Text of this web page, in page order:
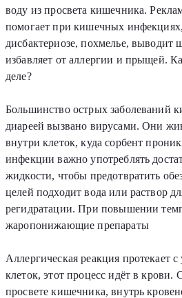
воду из просвета кишечника.
помогает при кишечных
дисбактериозе, похмелье, выводит
избавляет от аллергии и прыщей.
деле?
Большинство острых заболеваний
диареей вызвано вирусами. Они
внутри клеток, куда сорбент
инфекции важно употреблять
жидкости, чтобы предотвратить
целей подходит вода или раствор
регидратации. При повышении
жаропонижающие препараты
Аллергическая реакция протекает
клеток, этот процесс идёт в крови.
просвете кишечника, внутрь